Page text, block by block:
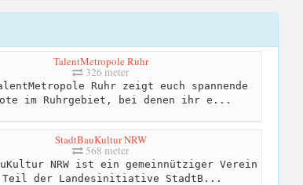
TalentMetropole Ruhr
326 meter
Ruhr zeigt euch spannende
im Ruhrgebiet, bei denen ihr e...
StadtBauKultur NRW
568 meter
NRW ist ein gemeinnütziger Verein
Teil der Landesinitiative StadtB...